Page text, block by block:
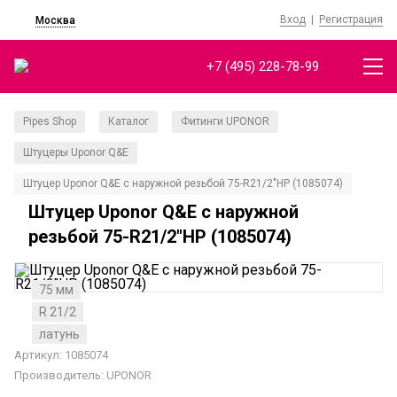
Москва Вход | Регистрация
+7 (495) 228-78-99
Pipes Shop Каталог Фитинги UPONOR
Штуцеры Uponor Q&E
Штуцер Uponor Q&E с наружной резьбой 75-R21/2"НР (1085074)
Штуцер Uponor Q&E с наружной
резьбой 75-R21/2"НР (1085074)
75 мм
R 21/2
латунь
Артикул: 1085074
Производитель: UPONOR